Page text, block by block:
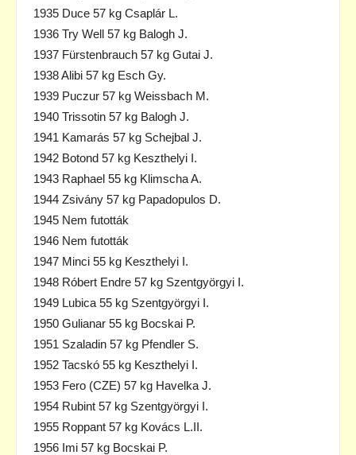
1935 Duce 57 kg Csaplár L.
1936 Try Well 57 kg Balogh J.
1937 Fürstenbrauch 57 kg Gutai J.
1938 Alibi 57 kg Esch Gy.
1939 Puczur 57 kg Weissbach M.
1940 Trissotin 57 kg Balogh J.
1941 Kamarás 57 kg Schejbal J.
1942 Botond 57 kg Keszthelyi I.
1943 Raphael 55 kg Klimscha A.
1944 Zsivány 57 kg Papadopulos D.
1945 Nem futották
1946 Nem futották
1947 Minci 55 kg Keszthelyi I.
1948 Róbert Endre 57 kg Szentgyörgyi I.
1949 Lubica 55 kg Szentgyörgyi I.
1950 Gulianar 55 kg Bocskai P.
1951 Szaladin 57 kg Pfendler S.
1952 Tacskó 55 kg Keszthelyi I.
1953 Fero (CZE) 57 kg Havelka J.
1954 Rubint 57 kg Szentgyörgyi I.
1955 Roppant 57 kg Kovács L.II.
1956 Imi 57 kg Bocskai P.